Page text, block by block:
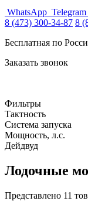
WhatsApp Telegram
8 (473) 300-34-87 8
Бесплатная по
Заказать звонок
Фильтры
Тактность
Система запуска
Мощность, л.с.
Дейдвуд
Лодочные
Представлено 11